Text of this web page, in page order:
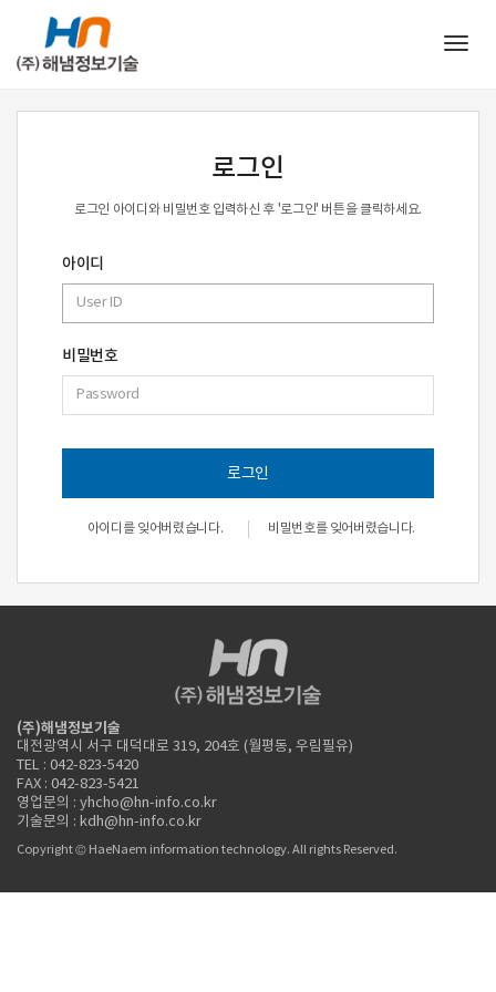
로그인
로그인 아이디와 비밀번호 입력하신 후 '로그인' 버튼을 클릭하세요.
아이디
비밀번호
로그인
아이디를 잊어버렸습니다. 비밀번호를 잊어버렸습니다.
(주)해냄정보기술
대전광역시 서구 대덕대로 319, 204호 (월평동, 우림필유)
TEL : 042-823-5420
FAX : 042-823-5421
영업문의 : yhcho@hn-info.co.kr
기술문의 : kdh@hn-info.co.kr
Copyright © HaeNaem information technology. All rights Reserved.